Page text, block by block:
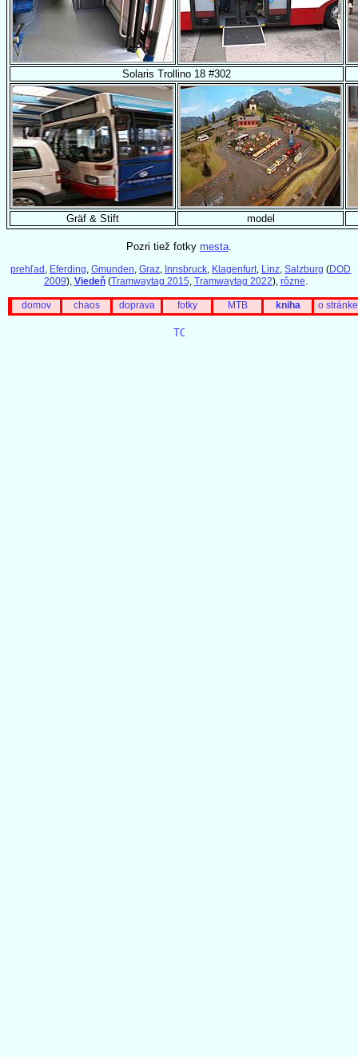
Solaris Trollino 18 #302
Gräf & Stift model
Pozri tiež fotky mesta
prehľad , Eferding, Gmunden, Graz, Innsbruck, Klagenfurt, Linz, Salzburg (DOD
2009), Viedeň(Tramwaytag 2015, Tramwaytag 2022), rôzne.
domov chaos doprava fotky MTB kniha o stránke